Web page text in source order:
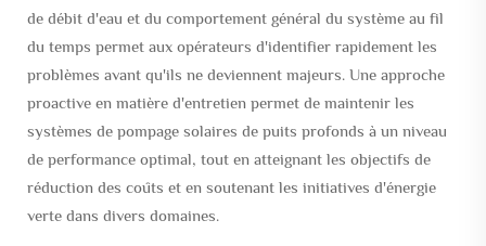
de débit d'eau et du comportement général du système au fil
du temps permet aux opérateurs d'identifier rapidement les
problèmes avant qu'ils ne deviennent majeurs. Une approche
proactive en matière d'entretien permet de maintenir les
systèmes de pompage solaires de puits profonds à un niveau
de performance optimal, tout en atteignant les objectifs de
réduction des coûts et en soutenant les initiatives d'énergie
verte dans divers domaines.